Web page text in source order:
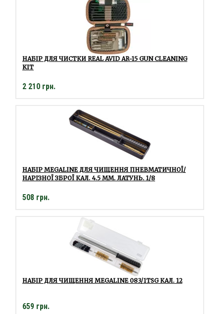
НАБІР ДЛЯ ЧИСТКИ REAL AVID AR-15 GUN CLEANING
KIT
2 210 грн.
НАБІР MEGALINE ДЛЯ ЧИЩЕННЯ ПНЕВМАТИЧНОЇ/
НАРІЗНОЇ ЗБРОЇ КАЛ. 4.5 ММ. ЛАТУНЬ. 1/8
508 грн.
НАБІР ДЛЯ ЧИЩЕННЯ MEGALINE 083/1TSG КАЛ. 12
659 грн.